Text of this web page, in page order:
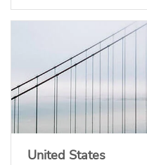
United States